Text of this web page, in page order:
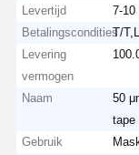
Levertijd
7-10
BetalingsconditiesT/
Levering
vermogen
Naam
50
tape
Gebruik